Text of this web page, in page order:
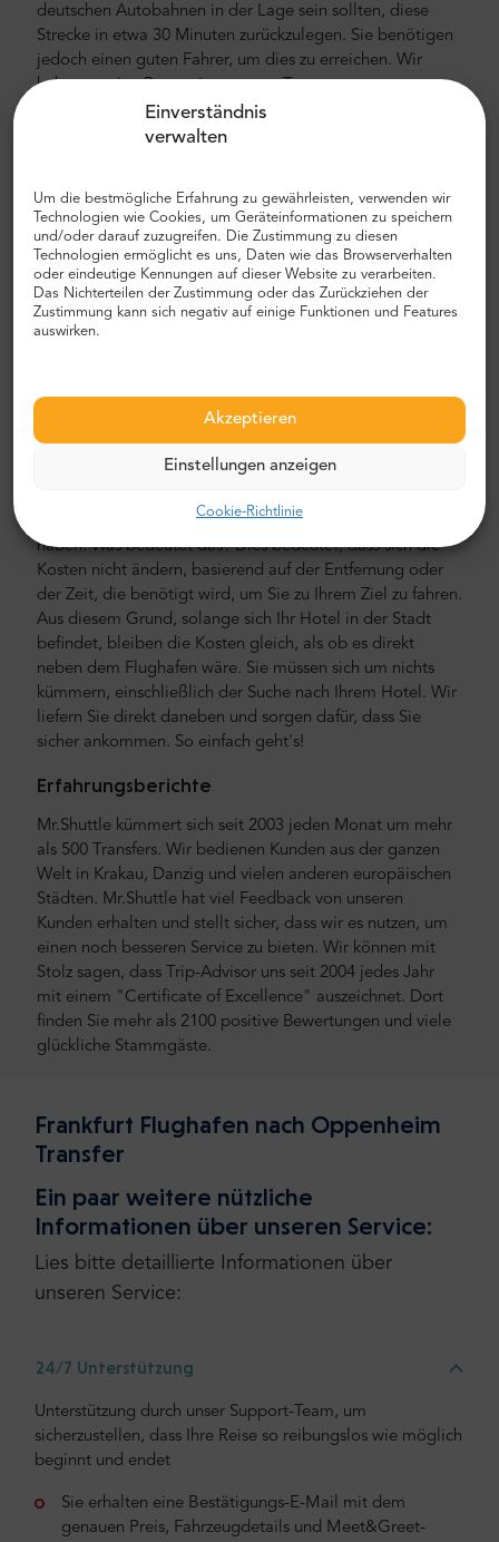
Einverständnis
verwalten
Um die bestmögliche Erfahrung zu gewährleisten, verwenden wir
Technologien wie Cookies, um Geräteinformationen zu speichern
und/oder darauf zuzugreifen. Die Zustimmung zu diesen
Technologien ermöglicht es uns, Daten wie das Browserverhalten
oder eindeutige Kennungen auf dieser Website zu verarbeiten.
Das Nichterteilen der Zustimmung oder das Zurückziehen der
Zustimmung kann sich negativ auf einige Funktionen und Features
auswirken.
Akzeptieren
Einstellungen anzeigen
Cookie-Richtlinie
deutschen Autobahnen in der Lage sein sollten, diese
Strecke in etwa 30 Minuten zurückzulegen. Sie benötigen
jedoch einen guten Fahrer, um dies zu erreichen. Wir
haben so eine Person in unserem Team.
Flughafen- und Stadttransfer
Flughafen- oder Stadttransfer? Reservieren Sie eines mit
Mr.Shuttle, einer Auswahl von Trip-Advisor-Benutzern für
Reisende. Wir bieten Tür-zu-Tür-Transport in neuen,
modernen, komfortablen klimatisierten Mercedes-Benz
Minivans und Minibussen. Unsere Crew besteht aus
erfahrenen Fahrern, die fließend Englisch sprechen.
Der Preis für den privaten Flughafentransfer von Mr.
Shuttle ist niedriger als der eines Flughafentaxis. Unsere
Preise sind fest, ohne versteckte Kosten. Sie müssen nicht
mit Bargeld bezahlen. Sie können im Voraus mit Ihrer
nur private Flughafentransfers ihren Preis festgelegt
haben. Was bedeutet das? Dies bedeutet, dass sich die
Kosten nicht ändern, basierend auf der Entfernung oder
der Zeit, die benötigt wird, um Sie zu Ihrem Ziel zu fahren.
Aus diesem Grund, solange sich Ihr Hotel in der Stadt
befindet, bleiben die Kosten gleich, als ob es direkt
neben dem Flughafen wäre. Sie müssen sich um nichts
kümmern, einschließlich der Suche nach Ihrem Hotel. Wir
liefern Sie direkt daneben und sorgen dafür, dass Sie
sicher ankommen. So einfach geht's!
Erfahrungsberichte
Mr.Shuttle kümmert sich seit 2003 jeden Monat um mehr
als 500 Transfers. Wir bedienen Kunden aus der ganzen
Welt in Krakau, Danzig und vielen anderen europäischen
Städten. Mr.Shuttle hat viel Feedback von unseren
Kunden erhalten und stellt sicher, dass wir es nutzen, um
einen noch besseren Service zu bieten. Wir können mit
Stolz sagen, dass Trip-Advisor uns seit 2004 jedes Jahr
mit einem "Certificate of Excellence" auszeichnet. Dort
finden Sie mehr als 2100 positive Bewertungen und viele
glückliche Stammgäste.
Frankfurt Flughafen nach Oppenheim
Transfer
Ein paar weitere nützliche
Informationen über unseren Service:
Lies bitte detaillierte Informationen über
unseren Service:
24/7 Unterstützung
Unterstützung durch unser Support-Team, um
sicherzustellen, dass Ihre Reise so reibungslos wie möglich
beginnt und endet
Sie erhalten eine Bestätigungs-E-Mail mit dem
genauen Preis, Fahrzeugdetails und Meet&Greet-